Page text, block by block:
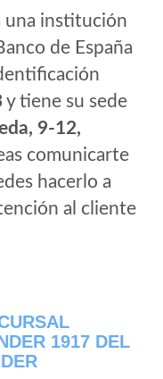
una institución
de España
y tiene su sede
9-12,
comunicarte
hacerlo a
al cliente
1917 DEL